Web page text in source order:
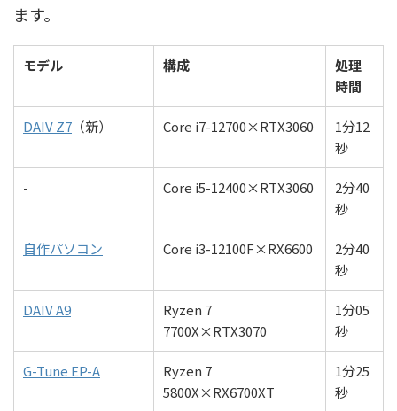
ます。
モデル 構成
処理
時間
DAIV Z7 （新） Core i7-12700×RTX3060
1分12
秒
- Core i5-12400×RTX3060
2分40
秒
自作パソコン Core i3-12100F×RX6600
2分40
秒
DAIV A9
Ryzen 7
7700X×RTX3070
1分05
秒
G-Tune EP-A
Ryzen 7
5800X×RX6700XT
1分25
秒